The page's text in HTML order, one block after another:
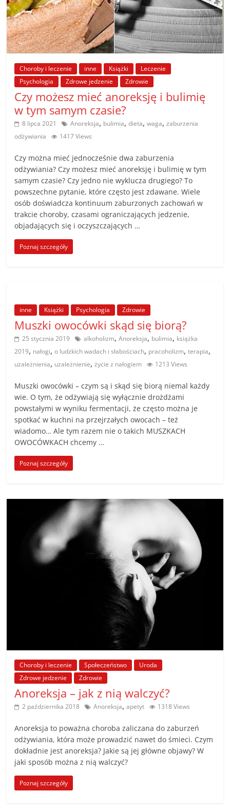
poradniki.
Porady
–
porady
wskazówki
poradniki
na
temat
Choroby i leczenie inne Książki
Leczenie
Psychologia
Zdrowe jedzenie Zdrowie
Czy możesz mieć anoreksję i bulimię
w tym samym czasie?
8 lipca 2021 Anoreksja, bulimia,dieta,waga,zaburzenia
odżywiania
1417 Views
Czy można mieć jednocześnie dwa zaburzenia
odżywiania? Czy możesz mieć anoreksję i bulimię w tym
samym czasie? Czy jedno nie wyklucza drugiego? To
powszechne pytanie, które często jest zdawane. Wiele
osób doświadcza kontinuum zaburzonych zachowań w
trakcie choroby, czasami ograniczających jedzenie,
objadających się i oczyszczających …
Poznaj szczegóły
inne Książki Psychologia Zdrowie
Muszki owocówki skąd się biorą?
25 stycznia 2019 alkoholizm,Anoreksja, bulimia, książka
2019, nałogi,o ludzkich wadach i słabościach, pracoholizm,terapia,
uzależnienia, uzależnienie,życie z nałogiem 1213 Views
Muszki owocówki – czym są i skąd się biorą niemal każdy
wie. O tym, że odżywiają się wyłącznie drożdżami
powstałymi w wyniku fermentacji, że często można je
spotkać w kuchni na przejrzałych owocach – też
wiadomo… Ale tym razem nie o takich MUSZKACH
OWOCÓWKACH chcemy …
Poznaj szczegóły
Choroby i leczenie Społeczeństwo
Uroda
Zdrowe jedzenie
Zdrowie
Anoreksja – jak z nią walczyć?
2 października 2018 Anoreksja,apetyt 1318 Views
Anoreksja to poważna choroba zaliczana do zaburzeń
odżywiania, która może prowadzić nawet do śmieci. Czym
dokładnie jest anoreksja? Jakie są jej główne objawy? W
jaki sposób można z nią walczyć?
Poznaj szczegóły